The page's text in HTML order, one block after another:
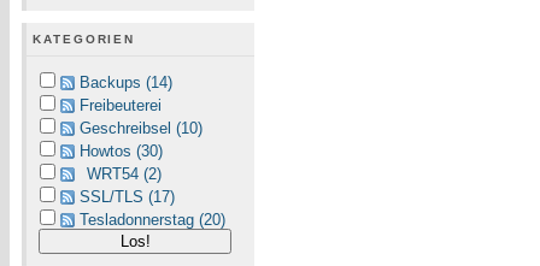
KATEGORIEN
Backups (14)
Freibeuterei
Geschreibsel (10)
Howtos (30)
WRT54 (2)
SSL/TLS (17)
Tesladonnerstag (20)